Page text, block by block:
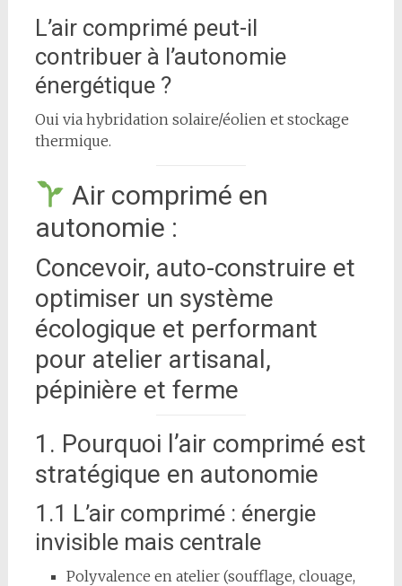
L’air comprimé peut-il
contribuer à l’autonomie
énergétique ?
Oui via hybridation solaire/éolien et stockage
thermique.
Air comprimé en
autonomie :
Concevoir, auto-construire et
optimiser un système
écologique et performant
pour atelier artisanal,
pépinière et ferme
1. Pourquoi l’air comprimé est
stratégique en autonomie
1.1 L’air comprimé : énergie
invisible mais centrale
Polyvalence en atelier (soufflage, clouage,